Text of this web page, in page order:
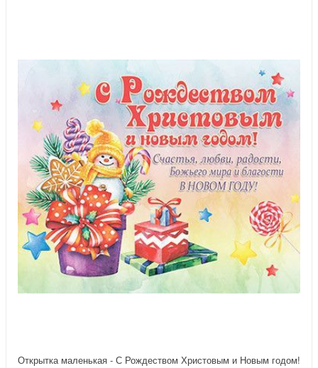
Открытка маленькая - С Рождеством Христовым и Новым годом!